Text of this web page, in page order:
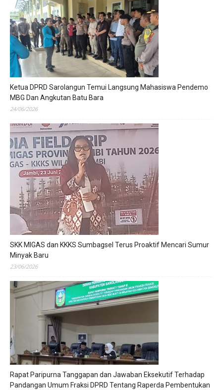
Ketua DPRD Sarolangun Temui Langsung Mahasiswa Pendemo
MBG Dan Angkutan Batu Bara
24/06/2026
SKK MIGAS dan KKKS Sumbagsel Terus Proaktif Mencari Sumur
Minyak Baru
23/06/2026
Rapat Paripurna Tanggapan dan Jawaban Eksekutif Terhadap
Pandangan Umum Fraksi DPRD Tentang Raperda Pembentukan